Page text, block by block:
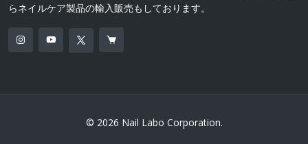
らネイルケア製品の輸入販売もしております。
© 2026 Nail Labo Corporation.